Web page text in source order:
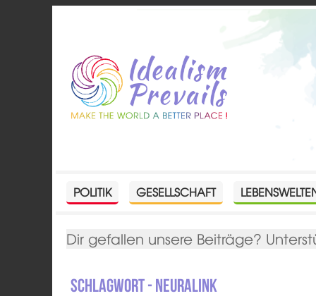
POLITIK GESELLSCHAFT
Dir gefallen unsere Beiträge?
Schlagwort - Neuralink